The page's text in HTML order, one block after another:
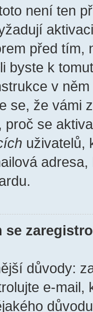
není ten
před tím,
byste k
v
se, že vámi
proč se
uživatelů,
důvody:
e-